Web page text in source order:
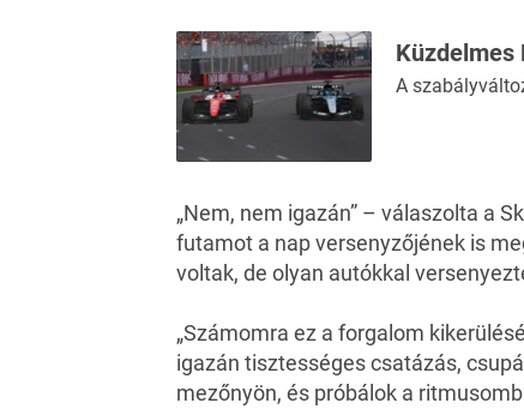
Küzdelmes
A
„Nem, nem igazán” – válaszolta a
futamot a nap versenyzőjének is
voltak, de olyan autókkal
„Számomra ez a forgalom
igazán tisztességes csatázás,
mezőnyön, és próbálok a